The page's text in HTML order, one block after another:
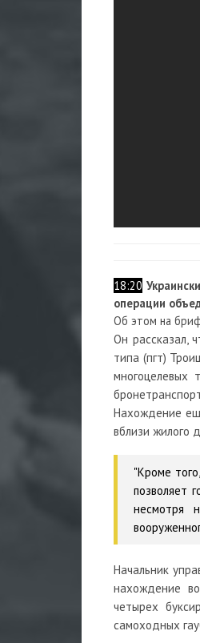
18:20
операции
Об этом на
Он рассказал,
типа (пгт)
многоцелевых
Нахождение
вблизи жилого
"Кроме
позволяет
несмотря
Начальник
нахождение
четырех
самоходных